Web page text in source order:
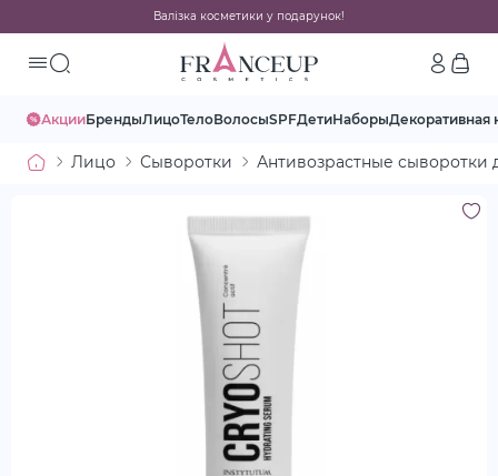
Валізка косметики у подарунок!
АкцииБрендыЛицоТелоВолосыSPFДетиНаборыДекоративная
Лицо Сыворотки Антивозрастные сыворотки